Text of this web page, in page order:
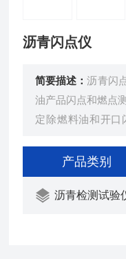
沥青闪点仪
简要描述：沥青闪
油产品闪点和燃点
定除燃料油和开
73《石油产品闪
法）》。
产品类别
沥青检测试验